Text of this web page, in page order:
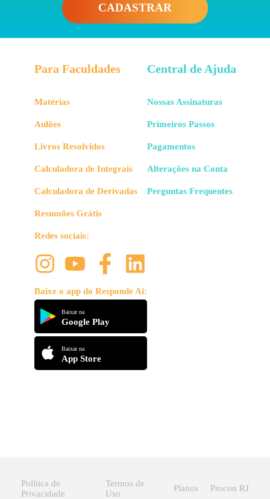
CADASTRAR
Para Faculdades
Matérias
Aulões
Livros Resolvidos
Calculadora de Integrais
Calculadora de Derivadas
Resumões Grátis
Redes sociais:
Baixe o app do Responde Aí:
Baixar na
Google Play
Baixar na
App Store
Central de Ajuda
Nossas Assinaturas
Primeiros Passos
Pagamentos
Alterações na Conta
Perguntas Frequentes
Política de
Privacidade
Termos de
Uso
Planos Procon RJ